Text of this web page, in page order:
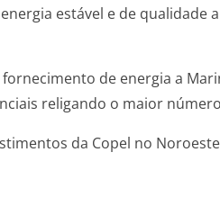
estável e de qualidade
de energia a
religando o maior
da Copel no